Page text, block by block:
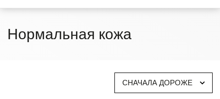
Нормальная кожа
СНАЧАЛА ДОРОЖЕ